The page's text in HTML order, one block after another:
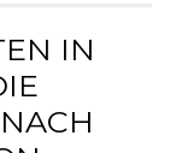
IN